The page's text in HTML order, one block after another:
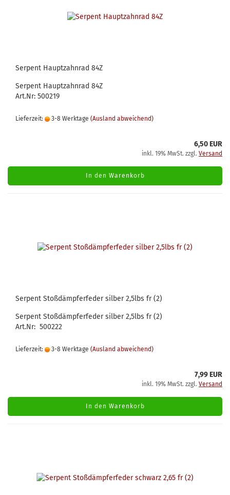
Serpent Hauptzahnrad 84Z
Serpent Hauptzahnrad 84Z
Art.Nr: 500219
Lieferzeit: 3-8 Werktage (Ausland abweichend)
6,50 EUR
inkl. 19% MwSt. zzgl. Versand
In den Warenkorb
Serpent Stoßdämpferfeder silber 2,5lbs fr (2)
Serpent Stoßdämpferfeder silber 2,5lbs fr (2)
Art.Nr: 500222
Lieferzeit: 3-8 Werktage (Ausland abweichend)
7,99 EUR
inkl. 19% MwSt. zzgl. Versand
In den Warenkorb